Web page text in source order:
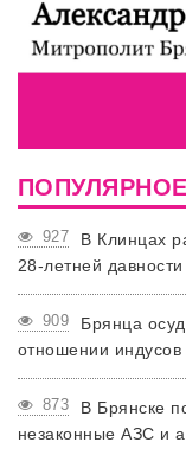
ПОПУЛЯРНОЕ
927
В Клинцах
28-летней давности
909
Брянца
отношении индусов
873
В Брянске
незаконные АЗС и